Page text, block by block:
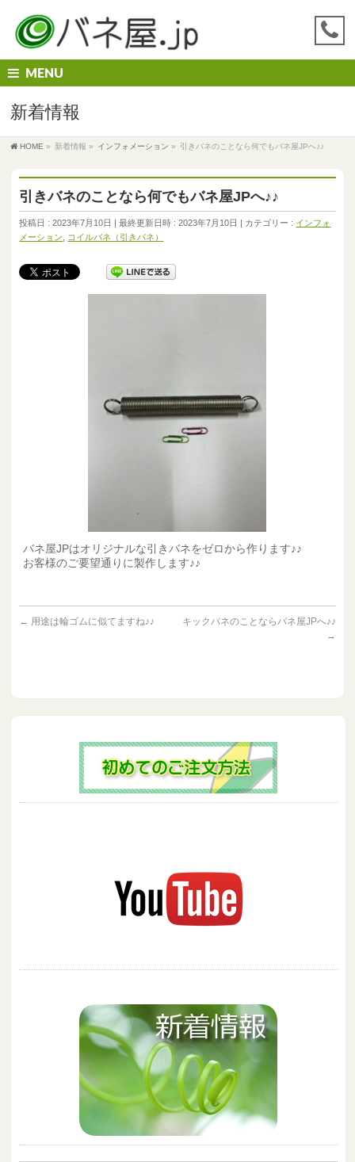
MENU
新着情報
HOME » 新着情報 » インフォメーション » 引きバネのことなら何でもバネ屋JPへ♪♪
引きバネのことなら何でもバネ屋JPへ♪♪
投稿日 : 2023年7月10日 最終更新日時 : 2023年7月10日 カテゴリー : インフォ
メーション
コイルバネ（引きバネ）
バネ屋JPはオリジナルな引きバネをゼロから作ります♪♪
お客様のご要望通りに製作します♪♪
← 用途は輪ゴムに似てますね♪♪
キックバネのことならバネ屋JPへ♪♪
→